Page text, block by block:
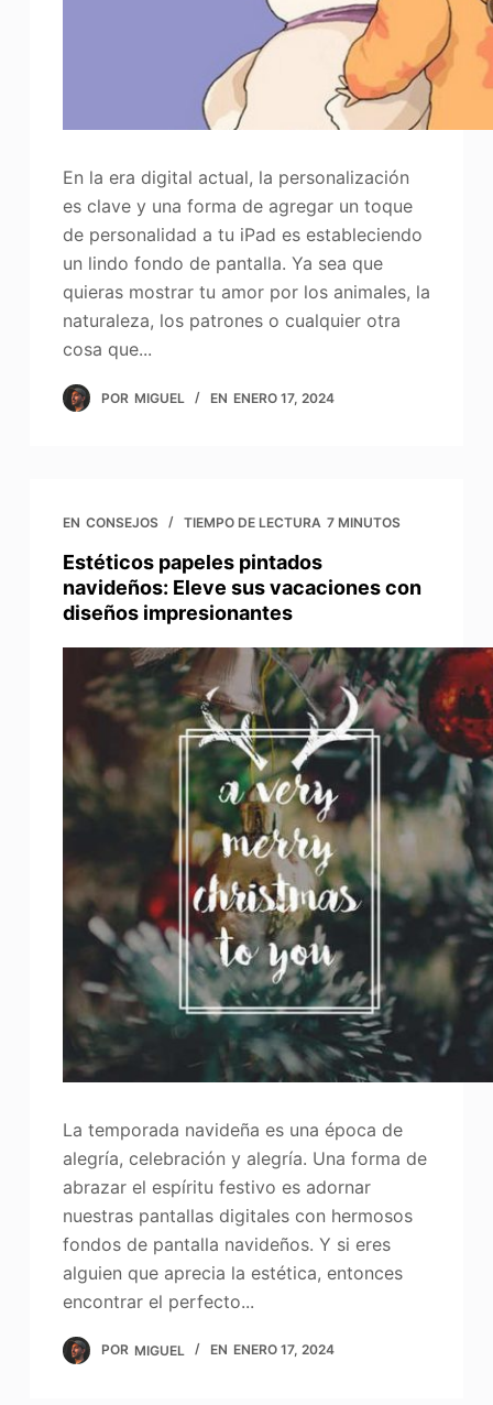
En la era digital actual, la personalización
es clave y una forma de agregar un toque
de personalidad a tu iPad es estableciendo
un lindo fondo de pantalla. Ya sea que
quieras mostrar tu amor por los animales, la
naturaleza, los patrones o cualquier otra
cosa que...
POR MIGUEL EN ENERO 17, 2024
EN CONSEJOS TIEMPO DE LECTURA 7 MINUTOS
Estéticos papeles pintados
navideños: Eleve sus vacaciones con
diseños impresionantes
La temporada navideña es una época de
alegría, celebración y alegría. Una forma de
abrazar el espíritu festivo es adornar
nuestras pantallas digitales con hermosos
fondos de pantalla navideños. Y si eres
alguien que aprecia la estética, entonces
encontrar el perfecto...
POR MIGUEL EN ENERO 17, 2024